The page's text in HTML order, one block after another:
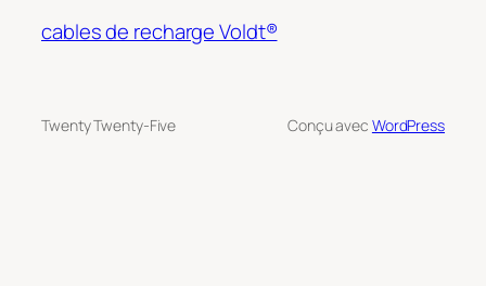
cables de recharge Voldt®
Twenty Twenty-Five Conçu avec WordPress